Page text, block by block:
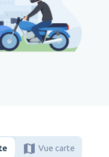
map Vue carte